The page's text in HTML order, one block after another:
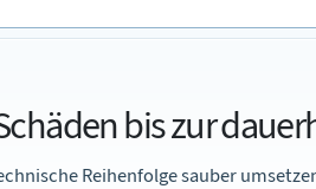
bis zur
Reihenfolge sauber